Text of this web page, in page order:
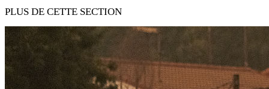
PLUS DE CETTE SECTION